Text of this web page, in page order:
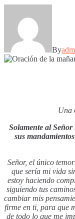
By
Una
Solamente al
sus
Señor, el único
que sería mi vida
estoy haciendo
siguiendo tus
cambiar mis
firme en ti, para que
de todo lo que me